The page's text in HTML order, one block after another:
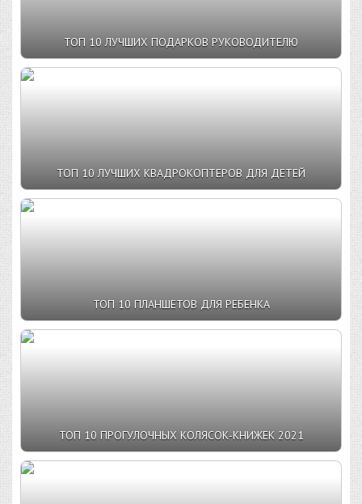
ТОП 10 ЛУЧШИХ ПОДАРКОВ РУКОВОДИТЕЛЮ
ТОП 10 ЛУЧШИХ КВАДРОКОПТЕРОВ ДЛЯ ДЕТЕЙ
ТОП 10 ПЛАНШЕТОВ ДЛЯ РЕБЕНКА
ТОП 10 ПРОГУЛОЧНЫХ КОЛЯСОК-КНИЖЕК 2021